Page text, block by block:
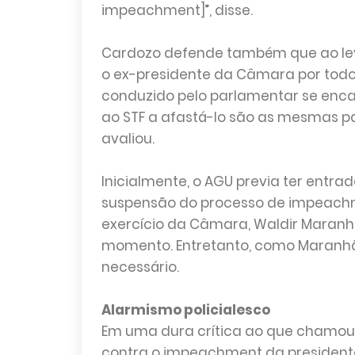
impeachment]”, disse.
Cardozo defende também que ao
o ex-presidente da Câmara por
conduzido pelo parlamentar se
ao STF a afastá-lo são as mesmas
avaliou.
Inicialmente, o AGU previa ter
suspensão do processo de
exercício da Câmara, Waldir
momento. Entretanto, como
necessário.
Alarmismo policialesco
Em uma dura crítica ao que